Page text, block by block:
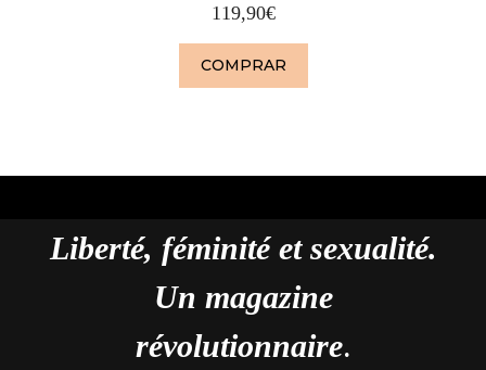
119,90€
COMPRAR
Liberté, féminité et sexualité.
Un magazine
révolutionnaire.